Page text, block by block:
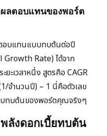
ผลตอบแทนของพอร์ต
อบแทนแบบทบต้นต่อปี
Rate) ได้จาก
ยะเวลาหนึ่ง สูตรคือ CAGR
จำนวนปี) – 1 นี่คือตัวเลข
บทบต้นของพอร์ตคุณจริงๆ
ลังดอกเบี้ยทบต้น